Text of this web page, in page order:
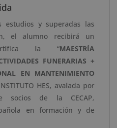
estudios y superadas las
el alumno recibirá un
la “MAESTRÍA
FUNERARIAS +
EN MANTENIMIENTO
HES, avalada por
socios de la CECAP,
en formación y de